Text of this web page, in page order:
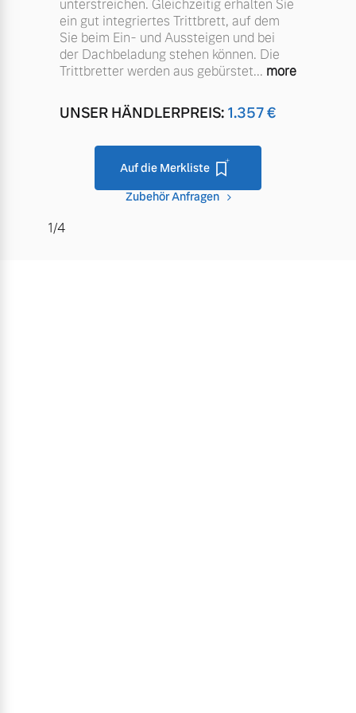
unterstreichen. Gleichzeitig erhalten Sie
ein gut integriertes Trittbrett, auf dem
Sie beim Ein- und Aussteigen und bei
der Dachbeladung stehen können. Die
Trittbretter werden aus gebürstet... more
UNSER HÄNDLERPREIS: 1.357€
Auf die Merkliste
Zubehör Anfragen
1/4